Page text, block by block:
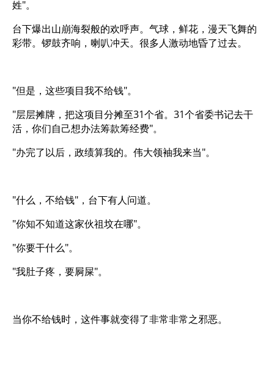
姓"。
台下爆出山崩海裂般的欢呼声。气球，鲜花，漫天飞舞的
彩带。锣鼓齐响，喇叭冲天。很多人激动地昏了过去。
"但是，这些项目我不给钱"。
"层层摊牌，把这项目分摊至31个省。31个省委书记去干
活，你们自己想办法筹款筹经费"。
"办完了以后，政绩算我的。伟大领袖我来当"。
"什么，不给钱"，台下有人问道。
"你知不知道这家伙祖坟在哪"。
"你要干什么"。
"我肚子疼，要屙屎"。
当你不给钱时，这件事就变得了非常非常之邪恶。